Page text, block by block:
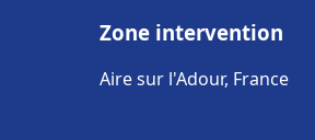
Zone intervention
Aire sur l'Adour, France